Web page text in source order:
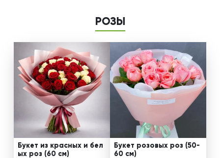
РОЗЫ
Букет из красных и бел
ых роз (60 см)
Букет розовых роз (50-
60 см)